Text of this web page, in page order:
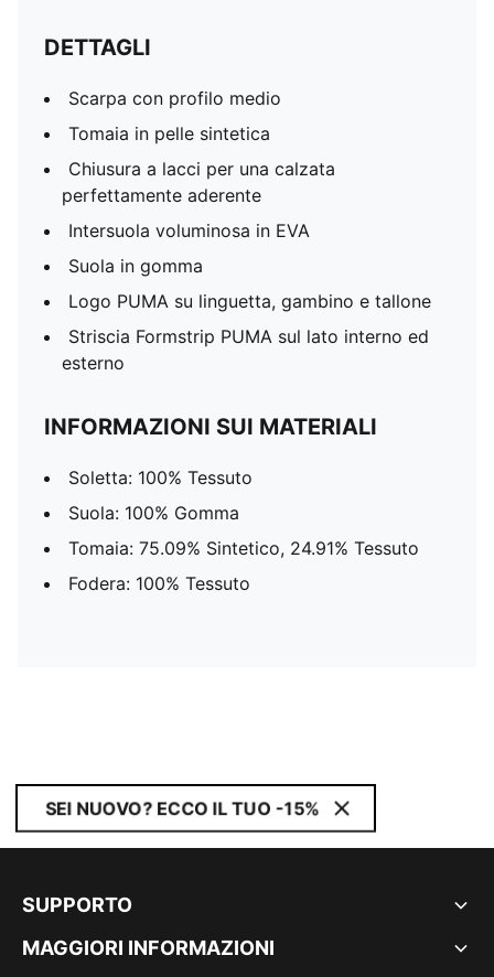
DETTAGLI
Scarpa con profilo medio
Tomaia in pelle sintetica
Chiusura a lacci per una calzata
perfettamente aderente
Intersuola voluminosa in EVA
Suola in gomma
Logo PUMA su linguetta, gambino e tallone
Striscia Formstrip PUMA sul lato interno ed
esterno
INFORMAZIONI SUI MATERIALI
Soletta: 100% Tessuto
Suola: 100% Gomma
Tomaia: 75.09% Sintetico, 24.91% Tessuto
Fodera: 100% Tessuto
SEI NUOVO? ECCO IL TUO -15%
SUPPORTO
MAGGIORI INFORMAZIONI